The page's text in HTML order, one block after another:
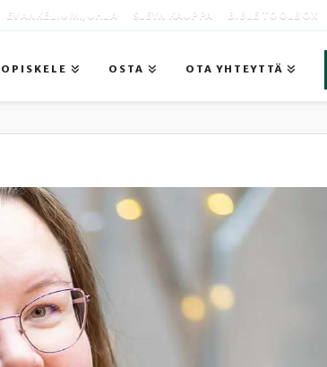
EVANKELIUMIJUHLA SLEYN KAUPPA BIBLE TOOLBOX
OPISKELE OSTA OTA YHTEYTTÄ